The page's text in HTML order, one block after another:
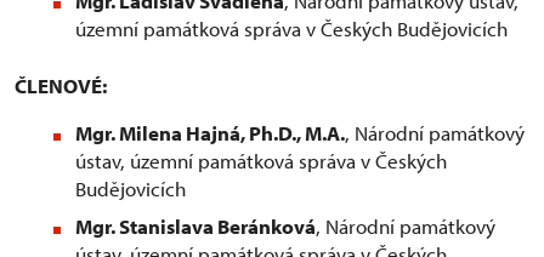
územní památková správa v Českých Budějovicích
ČLENOVÉ:
Mgr. Milena Hajná, Ph.D., M.A., Národní památkový
ústav, územní památková správa v Českých
Budějovicích
Mgr. Stanislava Beránková, Národní památkový